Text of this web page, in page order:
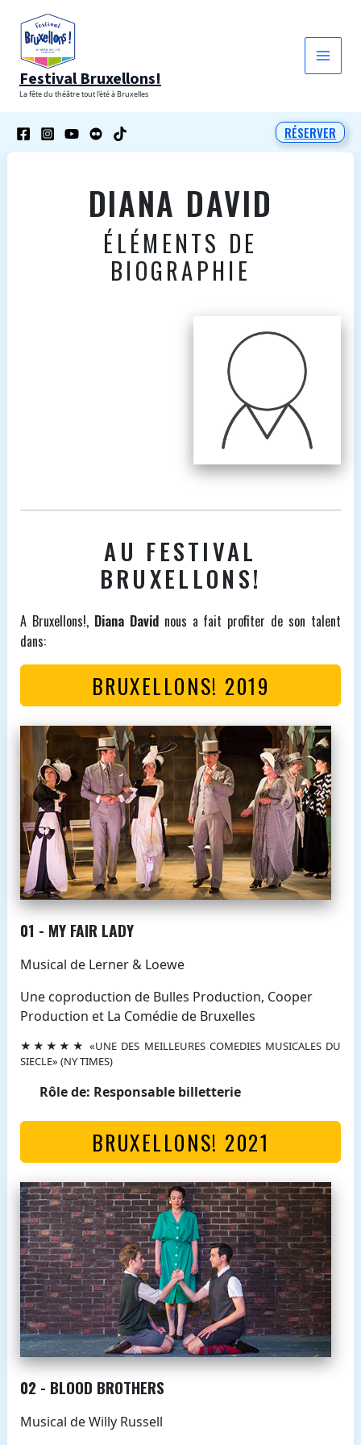
contenu
Festival Bruxellons!
La fête du théâtre tout l'été à Bruxelles
RÉSERVER
DIANA DAVID
ÉLÉMENTS DE
BIOGRAPHIE
AU FESTIVAL
BRUXELLONS!
A Bruxellons!, Diana Davidnous a fait profiter de son talent
dans:
BRUXELLONS! 2019
01 - MY FAIR LADY
Musical de Lerner & Loewe
Une coproduction de Bulles Production, Cooper
Production et La Comédie de Bruxelles
★★★★★ «UNE DES MEILLEURES COMEDIES MUSICALES DU
SIECLE» (NY TIMES)
Rôle de: Responsable billetterie
BRUXELLONS! 2021
02 - BLOOD BROTHERS
Musical de Willy Russell